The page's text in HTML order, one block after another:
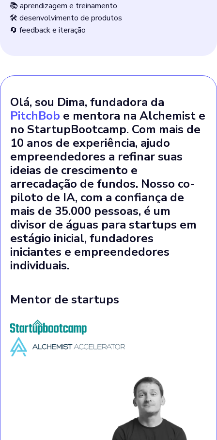
📚 aprendizagem e treinamento
🛠️ desenvolvimento de produtos
🔄 feedback e iteração
Olá, sou Dima, fundadora da
PitchBob e mentora na Alchemist e
no StartupBootcamp. Com mais de
10 anos de experiência, ajudo
empreendedores a refinar suas
ideias de crescimento e
arrecadação de fundos. Nosso co-
piloto de IA, com a confiança de
mais de 35.000 pessoas, é um
divisor de águas para startups em
estágio inicial, fundadores
iniciantes e empreendedores
individuais.
Mentor de startups